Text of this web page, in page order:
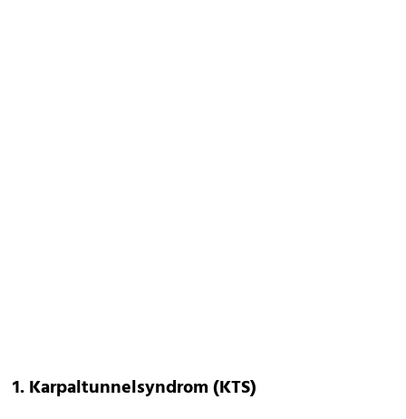
1. Karpaltunnelsyndrom (KTS)